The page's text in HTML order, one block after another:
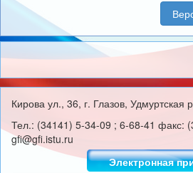
Кирова ул., 36, г. Глазов, Удмуртская
Тел.: (34141) 5-34-09 ; 6-68-41 факс:
gfi@gfi.istu.ru
Электронная